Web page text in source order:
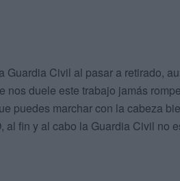
Civil al pasar a retirado,
nos duele este trabajo jamás
puedes marchar con la cabeza
fin y al cabo la Guardia Civil no